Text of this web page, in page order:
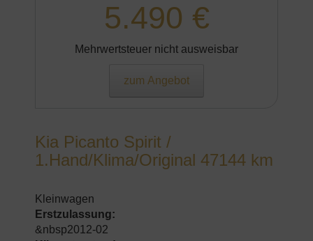
5.490 €
Mehrwertsteuer nicht ausweisbar
zum Angebot
Kia Picanto Spirit /
1.Hand/Klima/Original 47144 km
Kleinwagen
Erstzulassung:
&nbsp2012-02